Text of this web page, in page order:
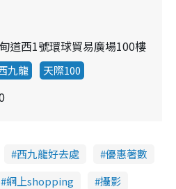
道西1號環球貿易廣場100樓
九龍 天際100
西九龍好去處
優惠著數
網上shopping
攝影